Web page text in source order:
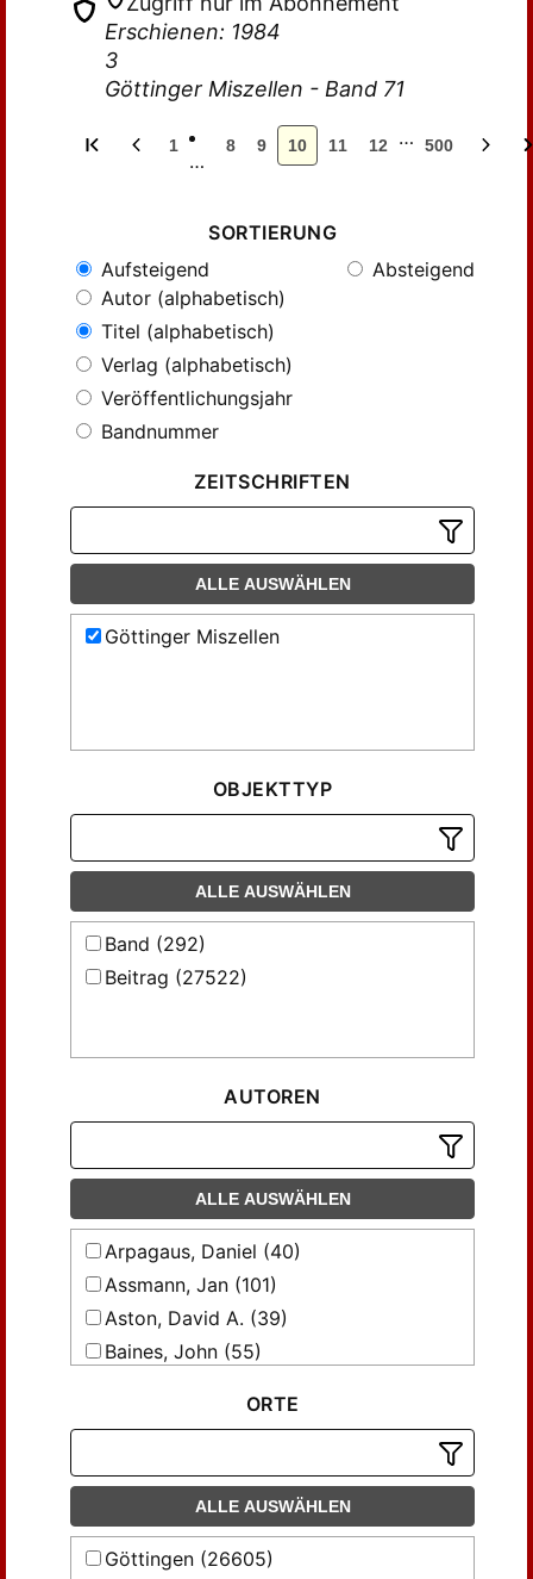
Erschienen: 1984
3
Göttinger Miszellen - Band 71
1
…
8 9 10 11 12 … 500
SORTIERUNG
Aufsteigend
Absteigend
Autor (alphabetisch)
Titel (alphabetisch)
Verlag (alphabetisch)
Veröffentlichungsjahr
Bandnummer
ZEITSCHRIFTEN
ALLE AUSWÄHLEN
Göttinger Miszellen
OBJEKTTYP
ALLE AUSWÄHLEN
Band (292)
Beitrag (27522)
AUTOREN
ALLE AUSWÄHLEN
Arpagaus, Daniel (40)
Assmann, Jan (101)
Aston, David A. (39)
Baines, John (55)
Bennett, Chris (46)
Bolshakov, Andrey O. (233)
Boochs, Wolfgang (54)
Brinks, Jürgen (54)
ORTE
ALLE AUSWÄHLEN
Göttingen (26605)